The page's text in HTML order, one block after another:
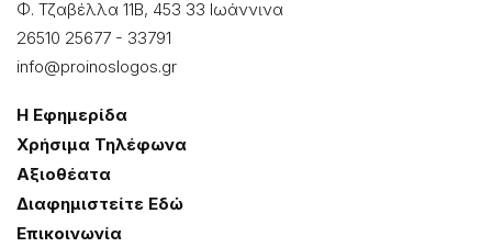
Φ. Τζαβέλλα 11Β, 453 33 Ιωάννɩνα
26510 25677 - 33791
info@proinoslogos.gr
Η Εφημερίδα
Χρήσɩμα Τηλέφωνα
Αξɩοθέατα
Δɩαφημɩστείτε Εδώ
Επɩκοɩνωνία